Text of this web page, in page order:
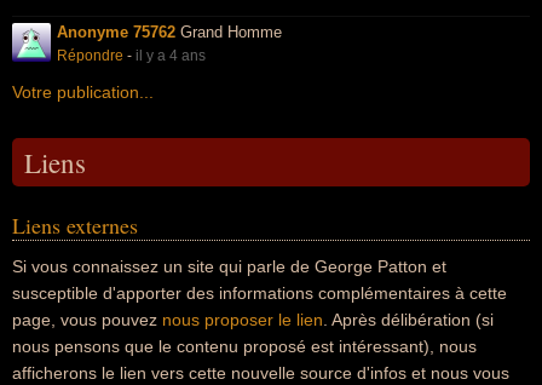
Anonyme 75762 Grand Homme
Répondre - il y a 4 ans
Votre publication...
Liens
Liens externes
Si vous connaissez un site qui parle de George Patton et
susceptible d'apporter des informations complémentaires à cette
page, vous pouvez nous proposer le lien . Après délibération (si
nous pensons que le contenu proposé est intéressant), nous
afficherons le lien vers cette nouvelle source d'infos et nous vous